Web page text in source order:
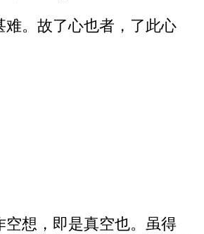
难。故了心也者，了此心
想，即是真空也。虽得